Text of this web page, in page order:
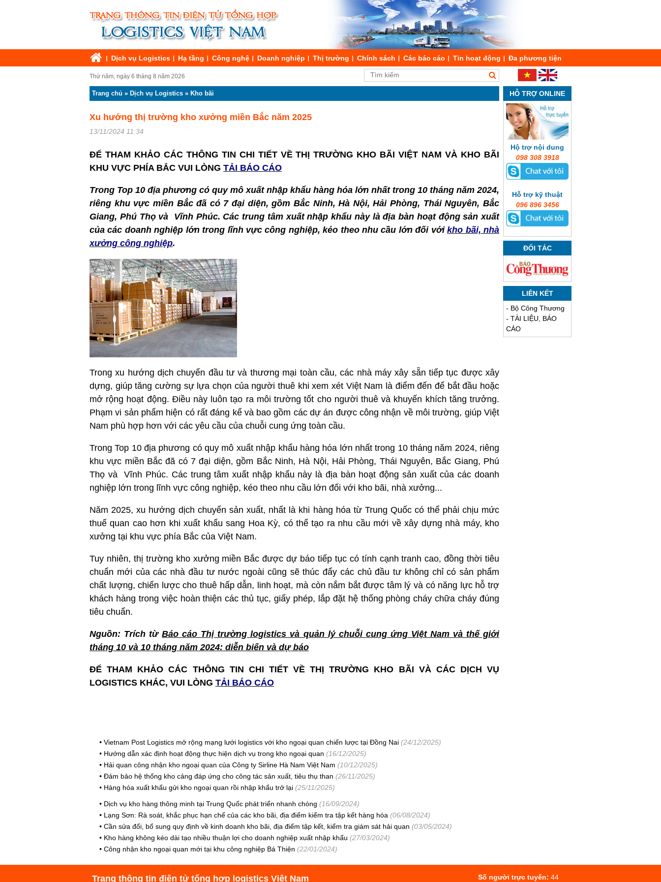
Dịch vụ Logistics Hạ tầng Công nghệ Doanh nghiệp Thị trường Chính sách Các báo cáo Tin hoạt động Đa phương tiện
Thứ năm, ngày 6 tháng 8 năm 2026
Trang chủ » Dịch vụ Logistics » Kho bãi
Xu hướng thị trường kho xưởng miền Bắc năm 2025
13/11/2024 11:34
ĐỂ THAM KHẢO CÁC THÔNG TIN CHI TIẾT VỀ THỊ TRƯỜNG KHO BÃI VIỆT NAM VÀ KHO BÃI
KHU VỰC PHÍA BẮC VUI LÒNG TẢI BÁO CÁO
Trong Top 10 địa phương có quy mô xuất nhập khẩu hàng hóa lớn nhất trong 10 tháng năm 2024,
riêng khu vực miền Bắc đã có 7 đại diện, gồm Bắc Ninh, Hà Nội, Hải Phòng, Thái Nguyên, Bắc
Giang, Phú Thọ và Vĩnh Phúc. Các trung tâm xuất nhập khẩu này là địa bàn hoạt động sản xuất
của các doanh nghiệp lớn trong lĩnh vực công nghiệp, kéo theo nhu cầu lớn đối vớikho bãi, nhà
xưởng công nghiệp.
Trong xu hướng dịch chuyển đầu tư và thương mại toàn cầu, các nhà máy xây sẵn tiếp tục được xây
dựng, giúp tăng cường sự lựa chọn của người thuê khi xem xét Việt Nam là điểm đến để bắt đầu hoặc
mở rộng hoạt động. Điều này luôn tạo ra môi trường tốt cho người thuê và khuyến khích tăng trưởng.
Phạm vi sản phẩm hiện có rất đáng kể và bao gồm các dự án được công nhận về môi trường, giúp Việt
Nam phù hợp hơn với các yêu cầu của chuỗi cung ứng toàn cầu.
Trong Top 10 địa phương có quy mô xuất nhập khẩu hàng hóa lớn nhất trong 10 tháng năm 2024, riêng
khu vực miền Bắc đã có 7 đại diện, gồm Bắc Ninh, Hà Nội, Hải Phòng, Thái Nguyên, Bắc Giang, Phú
Thọ và Vĩnh Phúc. Các trung tâm xuất nhập khẩu này là địa bàn hoạt động sản xuất của các doanh
nghiệp lớn trong lĩnh vực công nghiệp, kéo theo nhu cầu lớn đối với kho bãi, nhà xưởng...
Năm 2025, xu hướng dịch chuyển sản xuất, nhất là khi hàng hóa từ Trung Quốc có thể phải chịu mức
thuế quan cao hơn khi xuất khẩu sang Hoa Kỳ, có thể tạo ra nhu cầu mới về xây dựng nhà máy, kho
xưởng tại khu vực phía Bắc của Việt Nam.
Tuy nhiên, thị trường kho xưởng miền Bắc được dự báo tiếp tục có tính cạnh tranh cao, đồng thời tiêu
chuẩn mới của các nhà đầu tư nước ngoài cũng sẽ thúc đẩy các chủ đầu tư không chỉ có sản phẩm
chất lượng, chiến lược cho thuê hấp dẫn, linh hoạt, mà còn nắm bắt được tâm lý và có năng lực hỗ trợ
khách hàng trong việc hoàn thiện các thủ tục, giấy phép, lắp đặt hệ thống phòng cháy chữa cháy đúng
tiêu chuẩn.
Nguồn: Trích từBáo cáo Thị trường logistics và quản lý chuỗi cung ứng Việt Nam và thế giới
tháng 10 và 10 tháng năm 2024: diễn biến và dự báo
ĐỂ THAM KHẢO CÁC THÔNG TIN CHI TIẾT VỀ THỊ TRƯỜNG KHO BÃI VÀ CÁC DỊCH VỤ
LOGISTICS KHÁC, VUI LÒNG TẢI BÁO CÁO
• Vietnam Post Logistics mở rộng mạng lưới logistics với kho ngoại quan chiến lược tại Đồng Nai (24/12/2025)
• Hướng dẫn xác định hoạt động thực hiện dịch vụ trong kho ngoại quan (16/12/2025)
• Hải quan công nhận kho ngoại quan của Công ty Sirline Hà Nam Việt Nam (10/12/2025)
• Đảm bảo hệ thống kho cảng đáp ứng cho công tác sản xuất, tiêu thụ than (26/11/2025)
• Hàng hóa xuất khẩu gửi kho ngoại quan rồi nhập khẩu trở lại (25/11/2025)
• Dịch vụ kho hàng thông minh tại Trung Quốc phát triển nhanh chóng (16/09/2024)
• Lạng Sơn: Rà soát, khắc phục hạn chế của các kho bãi, địa điểm kiểm tra tập kết hàng hóa (06/08/2024)
• Cần sửa đổi, bổ sung quy định về kinh doanh kho bãi, địa điểm tập kết, kiểm tra giám sát hải quan (03/05/2024)
• Kho hàng không kéo dài tạo nhiều thuận lợi cho doanh nghiệp xuất nhập khẩu (27/03/2024)
• Công nhận kho ngoại quan mới tại khu công nghiệp Bá Thiện (22/01/2024)
HỖ TRỢ ONLINE
Hộ trợ nội dung
098 308 3918
Hỗ trợ kỹ thuật
096 896 3456
ĐỐI TÁC
LIÊN KẾT
- Bộ Công Thương
- TÀI LIỆU, BÁO
CÁO
Trang thông tin điện tử tổng hợp logistics Việt Nam Số người trực tuyến: 44